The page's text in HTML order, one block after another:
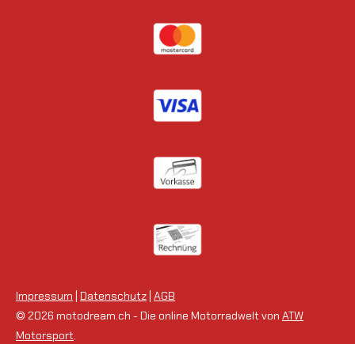
Impressum Datenschutz AGB
© 2026 motodream.ch - Die online Motorradwelt von ATW
Motorsport.